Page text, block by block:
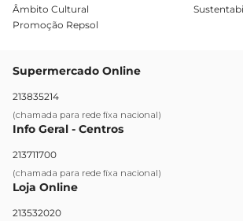
Âmbito Cultural
Promoção Repsol
Supermercado Online
213835214
(chamada para rede fixa nacional)
Info Geral - Centros
213711700
(chamada para rede fixa nacional)
Loja Online
213532020